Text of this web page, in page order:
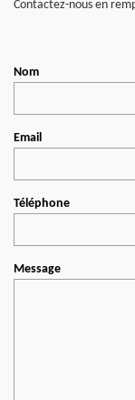
Contactez-nous en
Nom
Email
Téléphone
Message